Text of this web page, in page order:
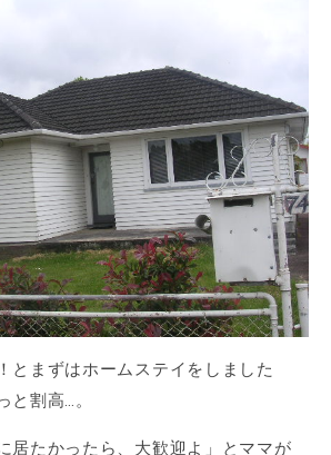
とまずはホームステイをしました
と割高…。
居たかったら、大歓迎よ」とママが